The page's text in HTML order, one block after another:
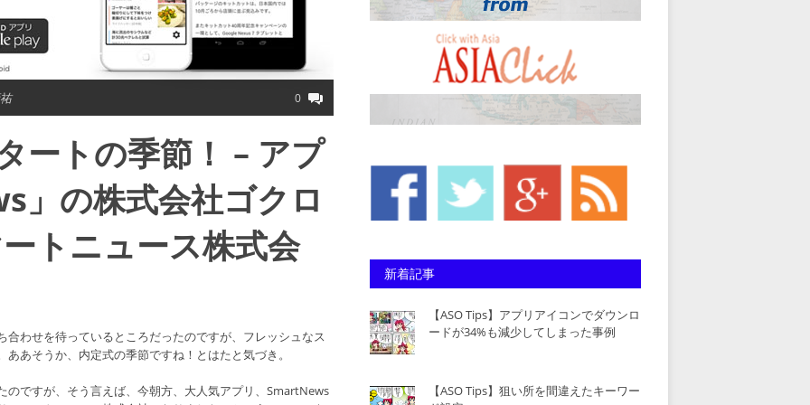
0
ートの季節！ – アプ
」の株式会社ゴクロ
トニュース株式会
わせを待っているところだったのですが、フレッシュなス
あそうか、内定式の季節ですね！とはたと気づき。
のですが、そう言えば、今朝方、大人気アプリ、SmartNews
新着記事
【ASO Tips】アプリアイコンでダウンロ
ードが34%も減少してしまった事例
【ASO Tips】狙い所を間違えたキーワー